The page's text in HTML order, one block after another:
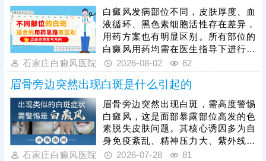
坚持治疗，期间不可随意间断，并且
从自身做起，加强护理保健措施，防
治结合，助力肤色还原。
白癜风发病部位不同，皮肤厚度、血
液循环、黑色素细胞活性存在差异，
用药方案也有明显区别。所有部位的
白癜风用药均需在医生指导下进行，
严禁自行胡乱用药，防止刺激白斑、
加重病情。单纯药物治疗效果有限，
临床建议结合病情搭配光疗、黑色素
种植手术等方式综合治疗，大幅提升
疗效，白斑恢复周期较长，患者需长
期坚持规范治疗，同时做好防晒、保
湿、忌口等日常护理，规避诱发因
素，助力白斑复色，降低复发概率。
石家庄白癜风医院 2026-08-02 62
眉骨旁边突然出现白斑是什么引起的
眉骨旁边突然出现白斑，需高度警惕
白癜风，这是面部暴露部位高发的色
素脱失皮肤问题。其核心诱因多为自
身免疫紊乱、精神压力大、紫外线暴
晒、局部皮肤外伤、熬夜劳累等，导
石家庄白癜风医院 2026-07-28 81